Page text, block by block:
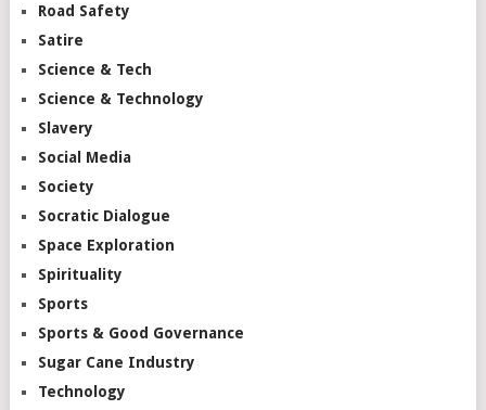
Road Safety
Satire
Science & Tech
Science & Technology
Slavery
Social Media
Society
Socratic Dialogue
Space Exploration
Spirituality
Sports
Sports & Good Governance
Sugar Cane Industry
Technology